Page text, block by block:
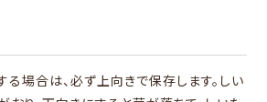
場合は、必ず上向きで保存します。しい